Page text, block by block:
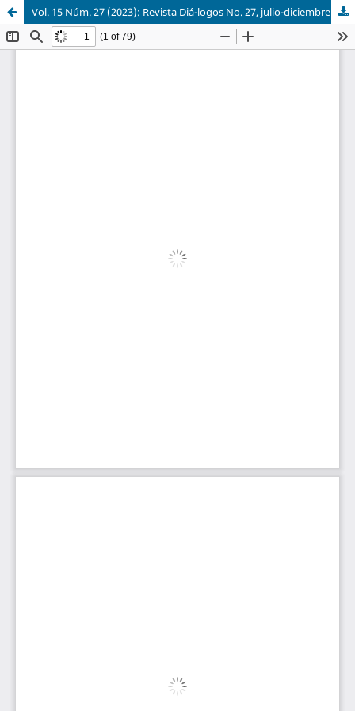
Vol. 15 Núm. 27 (2023): Revista Diá-logos No. 27, julio-diciembre 2023